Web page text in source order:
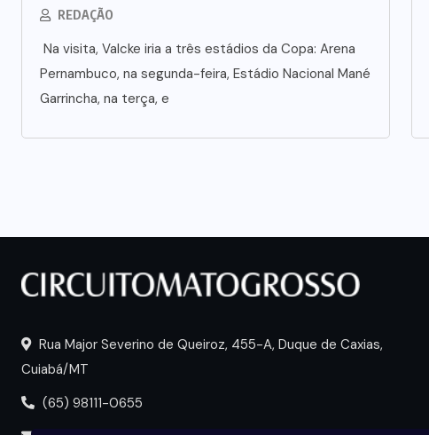
REDAÇÃO
Na visita, Valcke iria a três estádios da Copa: Arena
Pernambuco, na segunda-feira, Estádio Nacional Mané
Garrincha, na terça, e
Rua Major Severino de Queiroz, 455-A, Duque de Caxias,
Cuiabá/MT
(65) 98111-0655